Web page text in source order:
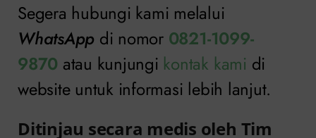
Segera hubungi kami melalui
WhatsApp di nomor 0821-1099-
9870 atau kunjungi kontak kami di
website untuk informasi lebih lanjut.
Ditinjau secara medis oleh Tim